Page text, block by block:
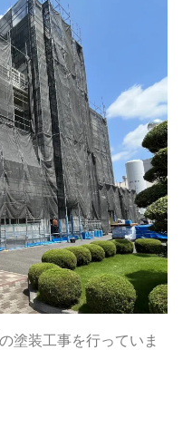
塗装工事を行っていま